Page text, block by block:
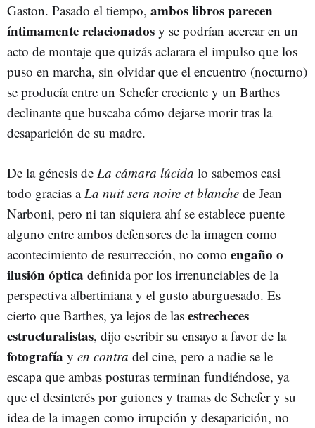
Gaston. Pasado el tiempo, ambos libros parecen
íntimamente relacionados y se podrían acercar en un
acto de montaje que quizás aclarara el impulso que los
puso en marcha, sin olvidar que el encuentro (nocturno)
se producía entre un Schefer creciente y un Barthes
declinante que buscaba cómo dejarse morir tras la
desaparición de su madre.
De la génesis de La cámara lúcida lo sabemos casi
todo gracias aLa nuit sera noire et blanche de Jean
Narboni, pero ni tan siquiera ahí se establece puente
alguno entre ambos defensores de la imagen como
acontecimiento de resurrección, no como engaño o
ilusión óptica definida por los irrenunciables de la
perspectiva albertiniana y el gusto aburguesado. Es
cierto que Barthes, ya lejos de las estrecheces
estructuralistas, dijo escribir su ensayo a favor de la
fotografía y en contra del cine, pero a nadie se le
escapa que ambas posturas terminan fundiéndose, ya
que el desinterés por guiones y tramas de Schefer y su
idea de la imagen como irrupción y desaparición, no